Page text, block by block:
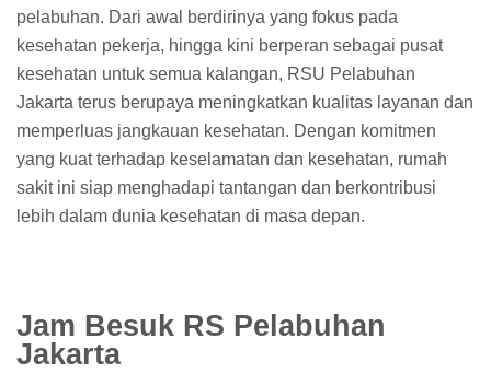
pelabuhan. Dari awal berdirinya yang fokus pada
kesehatan pekerja, hingga kini berperan sebagai pusat
kesehatan untuk semua kalangan, RSU Pelabuhan
Jakarta terus berupaya meningkatkan kualitas layanan dan
memperluas jangkauan kesehatan. Dengan komitmen
yang kuat terhadap keselamatan dan kesehatan, rumah
sakit ini siap menghadapi tantangan dan berkontribusi
lebih dalam dunia kesehatan di masa depan.
Jam Besuk RS Pelabuhan
Jakarta